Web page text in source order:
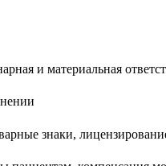
и материальная
знаки,